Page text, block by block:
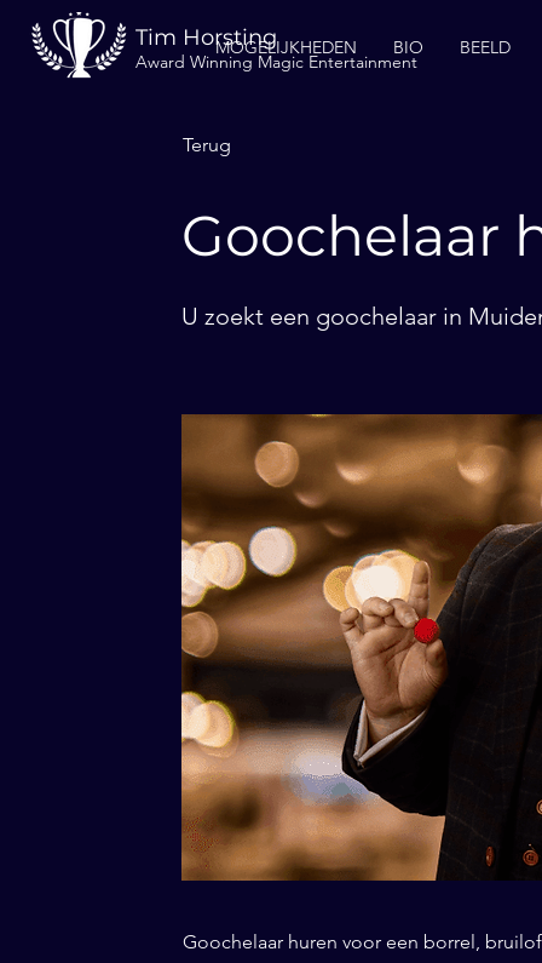
Tim Horsting
Award Winning Magic Entertainment
MOGELIJKHEDEN BIO BEELD
Terug
Goochelaar
U zoekt een goochelaar in
Goochelaar huren voor een borrel,